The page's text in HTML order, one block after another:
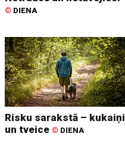
© DIENA
Risku sarakstā – kukaiņi
un tveice © DIENA